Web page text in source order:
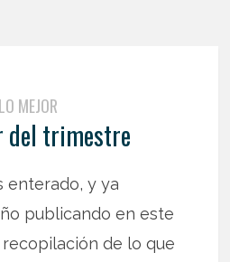
LO MEJOR
del trimestre
enterado, y ya
publicando en este
de lo que